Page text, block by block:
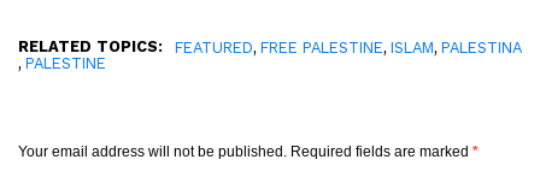
RELATED TOPICS: FEATURED, FREE PALESTINE, ISLAM, PALESTINA
, PALESTINE
Your email address will not be published. Required fields are marked *